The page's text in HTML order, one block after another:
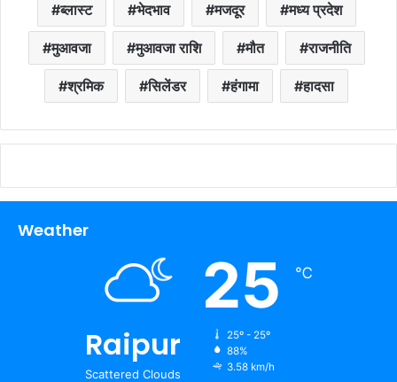
ब्लास्ट भेदभाव मजदूर मध्य प्रदेश
मुआवजा मुआवजा राशि मौत राजनीति
श्रमिक सिलेंडर हंगामा हादसा
Weather
Raipur
Scattered Clouds
25 ℃
25º - 25º
88%
3.58 km/h